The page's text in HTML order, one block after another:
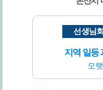
선생님
지역 일등
오